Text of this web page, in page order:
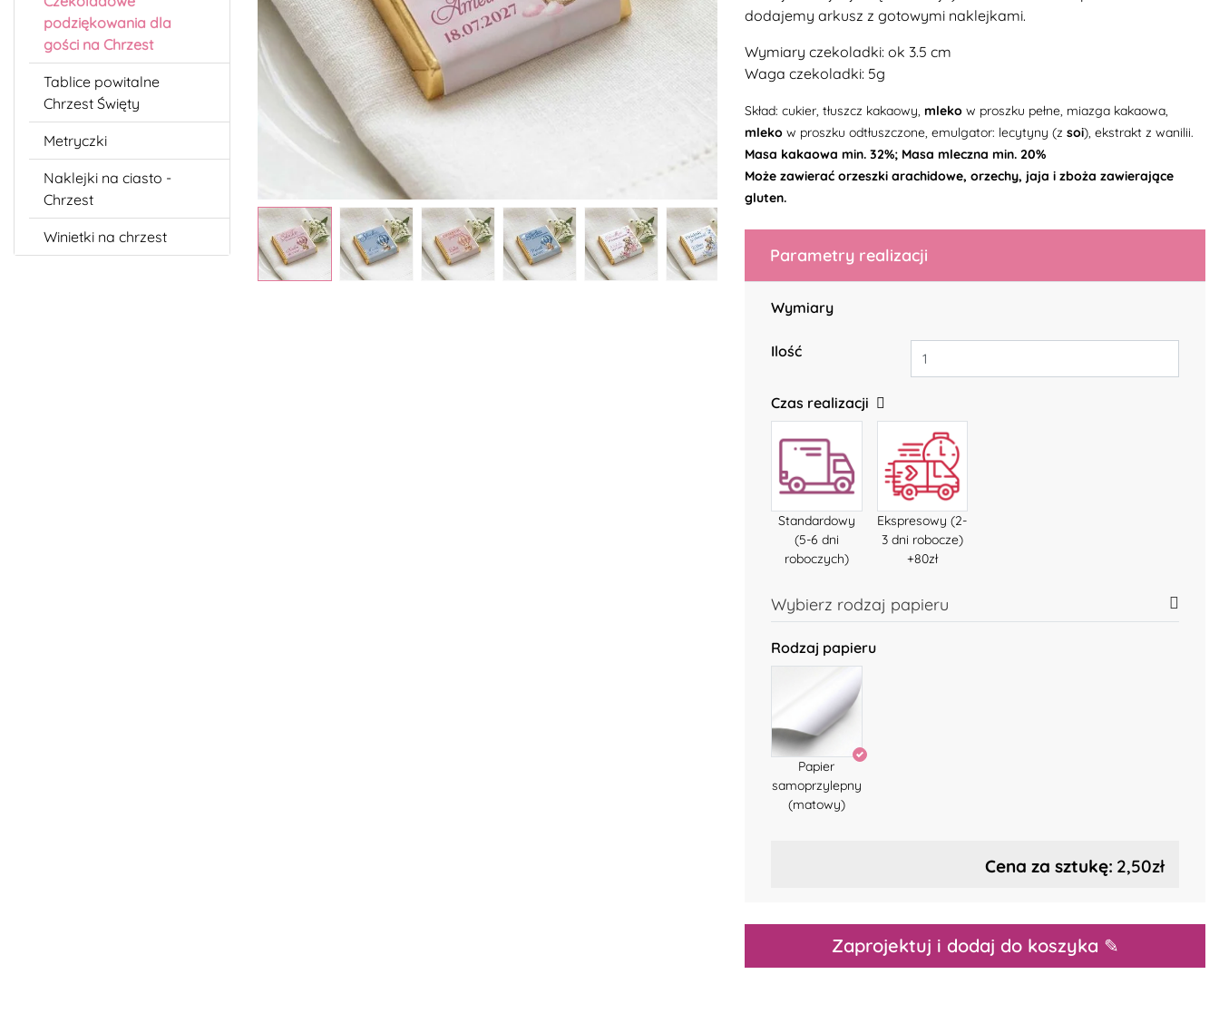
podziękowania dla
gości na Chrzest
Tablice powitalne
Chrzest Święty
Metryczki
Naklejki na ciasto -
Chrzest
Winietki na chrzest
dodajemy arkusz z gotowymi naklejkami.
Wymiary czekoladki: ok 3.5 cm
Waga czekoladki: 5g
Skład: cukier, tłuszcz kakaowy,mleko w proszku pełne, miazga kakaowa,
mleko w proszku odtłuszczone, emulgator: lecytyny (zsoi), ekstrakt z wanilii.
Masa kakaowa min. 32%; Masa mleczna min. 20%
Może zawierać orzeszki arachidowe, orzechy, jaja i zboża zawierające
gluten.
Parametry realizacji
Wymiary
Ilość
Czas realizacji
Standardowy
(5-6 dni
roboczych)
Ekspresowy (2-
3 dni robocze)
+80zł
Wybierz rodzaj papieru
Rodzaj papieru
Papier
samoprzylepny
(matowy)
Cena za sztukę: 2,50zł
Zaprojektuj i dodaj do koszyka ✎